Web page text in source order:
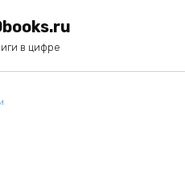
в цифре